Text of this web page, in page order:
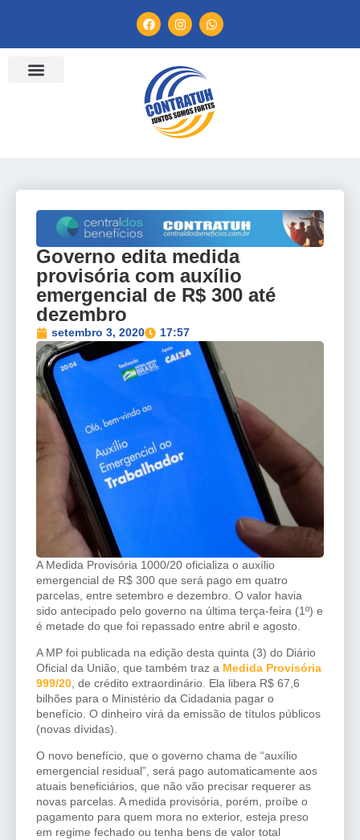
Governo edita medida
provisória com auxílio
emergencial de R$ 300 até
dezembro
setembro 3, 2020 17:57
A Medida Provisória 1000/20 oficializa o auxílio
emergencial de R$ 300 que será pago em quatro
parcelas, entre setembro e dezembro. O valor havia
sido antecipado pelo governo na última terça-feira (1º) e
é metade do que foi repassado entre abril e agosto.
A MP foi publicada na edição desta quinta (3) do Diário
Oficial da União, que também traz a Medida Provisória
999/20 , de crédito extraordinário. Ela libera R$ 67,6
bilhões para o Ministério da Cidadania pagar o
benefício. O dinheiro virá da emissão de títulos públicos
(novas dívidas).
O novo benefício, que o governo chama de “auxílio
emergencial residual”, será pago automaticamente aos
atuais beneficiários, que não vão precisar requerer as
novas parcelas. A medida provisória, porém, proíbe o
pagamento para quem mora no exterior, esteja preso
em regime fechado ou tenha bens de valor total